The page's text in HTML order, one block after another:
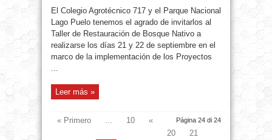
El Colegio Agrotécnico 717 y el Parque Nacional
Lago Puelo tenemos el agrado de invitarlos al
Taller de Restauración de Bosque Nativo a
realizarse los días 21 y 22 de septiembre en el
marco de la implementación de los Proyectos
...
Leer más »
Página 24 di 24
« Primero ... 10
«
20
21